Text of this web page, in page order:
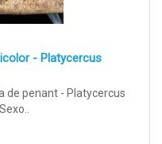
- Platycercus
de penant - Platycercus